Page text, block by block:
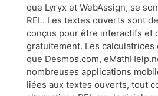
que Lyryx et WebAssign, se
REL. Les textes ouverts sont
conçus pour être interactifs et
gratuitement. Les calculatrices
que Desmos.com,
nombreuses applications
liées aux textes ouverts, tout